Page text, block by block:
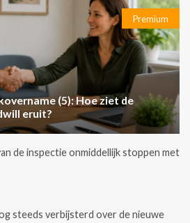
Premium
(5): Hoe ziet de
eruit?
de inspectie onmiddellijk stoppen met
steeds verbijsterd over de nieuwe